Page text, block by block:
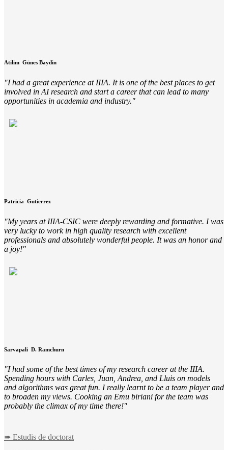
Atilim Günes Baydin
I had a great experience at IIIA. It is one of the best places to get
involved in AI research and start a career that can lead to many
opportunities in academia and industry.
Patricia Gutierrez
My years at IIIA-CSIC were deeply rewarding and formative. I was
very lucky to work in high quality research with excellent
professionals and absolutely wonderful people. It was an honor and
a joy!
Sarvapali D. Ramchurn
I had some of the best times of my research career at the IIIA.
Spending hours with Carles, Juan, Andrea, and Lluis on models
and algorithms was great fun. I really learnt to be a team player and
to broaden my views. Cooking an Emu biriani for the team was
probably the climax of my time there!
➠ Estudis de doctorat